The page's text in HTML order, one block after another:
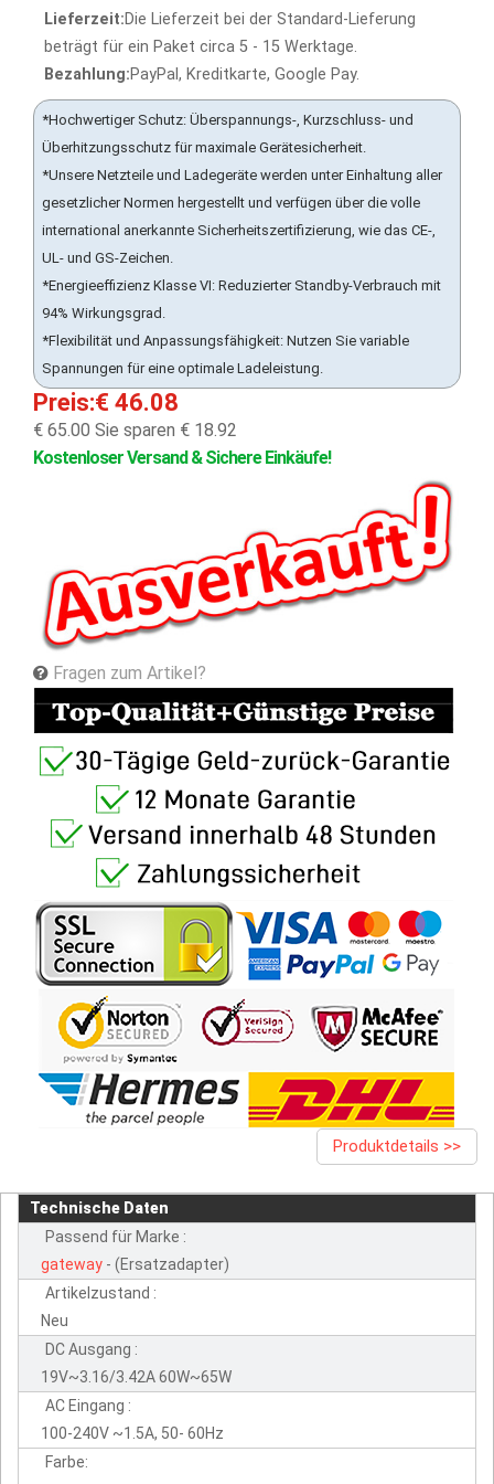
Lieferzeit:Die Lieferzeit bei der Standard-Lieferung
beträgt für ein Paket circa 5 - 15 Werktage.
Bezahlung:PayPal, Kreditkarte, Google Pay.
*Hochwertiger Schutz: Überspannungs-, Kurzschluss- und
Überhitzungsschutz für maximale Gerätesicherheit.
*Unsere Netzteile und Ladegeräte werden unter Einhaltung aller
gesetzlicher Normen hergestellt und verfügen über die volle
international anerkannte Sicherheitszertifizierung, wie das CE-,
UL- und GS-Zeichen.
*Energieeffizienz Klasse VI: Reduzierter Standby-Verbrauch mit
94% Wirkungsgrad.
*Flexibilität und Anpassungsfähigkeit: Nutzen Sie variable
Spannungen für eine optimale Ladeleistung.
Preis:€ 46.08
€ 65.00 Sie sparen € 18.92
Kostenloser Versand & Sichere Einkäufe!
Fragen zum Artikel?
Produktdetails >>
Technische Daten
Passend für Marke :
gateway - (Ersatzadapter)
Artikelzustand :
Neu
DC Ausgang :
19V~3.16/3.42A 60W~65W
AC Eingang :
100-240V ~1.5A, 50- 60Hz
Farbe: